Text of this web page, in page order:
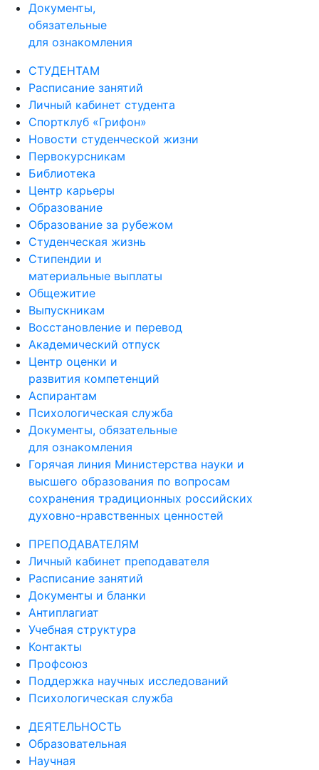
Документы,
обязательные
для ознакомления
СТУДЕНТАМ
Расписание занятий
Личный кабинет студента
Спортклуб «Грифон»
Новости студенческой жизни
Первокурсникам
Библиотека
Центр карьеры
Образование
Образование за рубежом
Студенческая жизнь
Стипендии и
материальные выплаты
Общежитие
Выпускникам
Восстановление и перевод
Академический отпуск
Центр оценки и
развития компетенций
Аспирантам
Психологическая служба
Документы, обязательные
для ознакомления
Горячая линия Министерства науки и
высшего образования по вопросам
сохранения традиционных российских
духовно-нравственных ценностей
ПРЕПОДАВАТЕЛЯМ
Личный кабинет преподавателя
Расписание занятий
Документы и бланки
Антиплагиат
Учебная структура
Контакты
Профсоюз
Поддержка научных исследований
Психологическая служба
ДЕЯТЕЛЬНОСТЬ
Образовательная
Научная